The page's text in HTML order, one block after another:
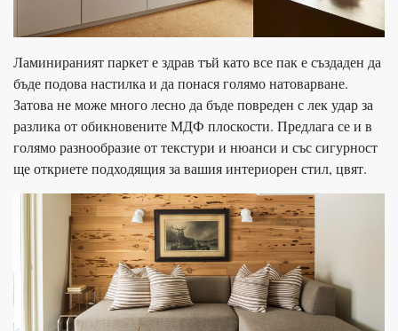
Ламинираният паркет е здрав тъй като все пак е създаден да
бъде подова настилка и да понася голямо натоварване.
Затова не може много лесно да бъде повреден с лек удар за
разлика от обикновените МДФ плоскости. Предлага се и в
голямо разнообразие от текстури и нюанси и със сигурност
ще откриете подходящия за вашия интериорен стил, цвят.